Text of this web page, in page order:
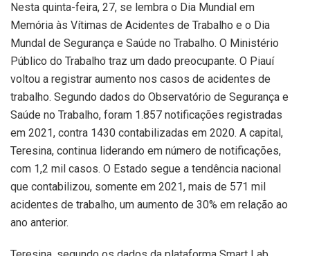
Nesta quinta-feira, 27, se lembra o Dia Mundial em
Memória às Vítimas de Acidentes de Trabalho e o Dia
Mundal de Segurança e Saúde no Trabalho. O Ministério
Público do Trabalho traz um dado preocupante. O Piauí
voltou a registrar aumento nos casos de acidentes de
trabalho. Segundo dados do Observatório de Segurança e
Saúde no Trabalho, foram 1.857 notificações registradas
em 2021, contra 1430 contabilizadas em 2020. A capital,
Teresina, continua liderando em número de notificações,
com 1,2 mil casos. O Estado segue a tendência nacional
que contabilizou, somente em 2021, mais de 571 mil
acidentes de trabalho, um aumento de 30% em relação ao
ano anterior.